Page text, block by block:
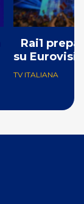
Rai1
su
TV ITALIANA